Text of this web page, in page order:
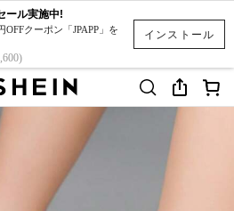
インストール
ール実施中!
OFFクーポン「JPAPP」を